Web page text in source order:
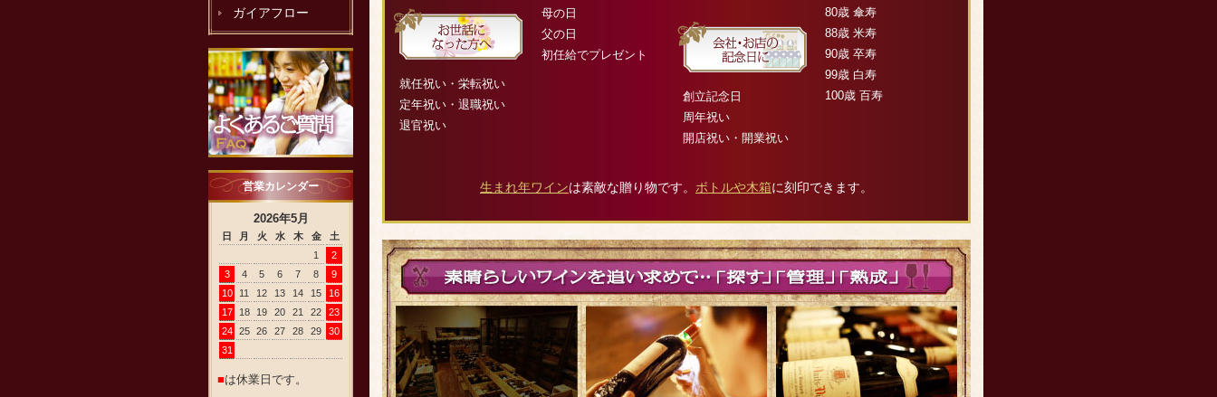
ガイアフロー
営業カレンダー
2026年5月
日 月 火 水 木 金
土
1
2
3
4 5 6 7 8
9
10
11 12 13 14 15
16
17
18 19 20 21 22
23
24
25 26 27 28 29
30
31
■は休業日です。
就任祝い・栄転祝い
定年祝い・退職祝い
退官祝い
母の日
父の日
初任給でプレゼント
創立記念日
周年祝い
開店祝い・開業祝い
80歳 傘寿
88歳 米寿
90歳 卒寿
99歳 白寿
100歳 百寿
生まれ年ワインは素敵な贈り物です。 ボトルや木箱に刻印できます。